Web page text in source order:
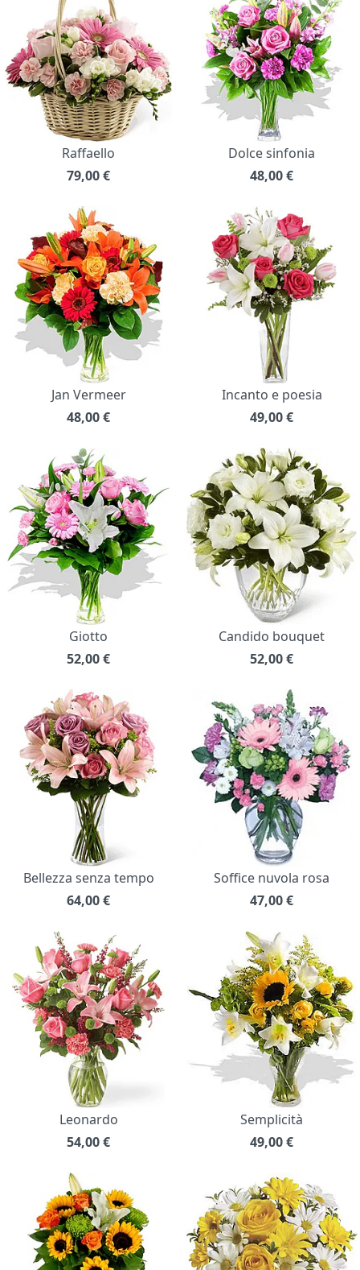
Raffaello
79,00€
Dolce sinfonia
48,00€
Jan Vermeer
48,00€
Incanto e poesia
49,00€
Giotto
52,00€
Candido bouquet
52,00€
Bellezza senza tempo
64,00€
Soffice nuvola rosa
47,00€
Leonardo
54,00€
Semplicità
49,00€